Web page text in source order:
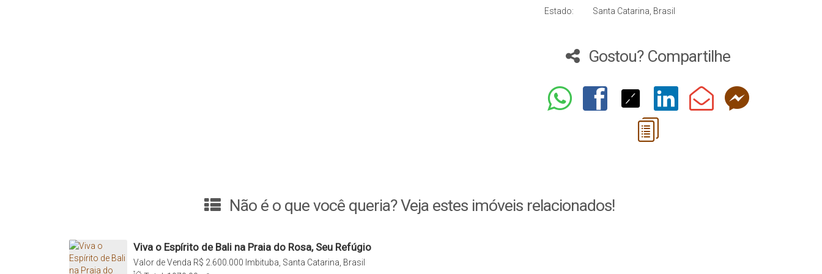
Estado: Santa Catarina, Brasil
Gostou? Compartilhe
Não é o que você queria? Veja estes imóveis relacionados!
Viva o Espírito de Bali na Praia do Rosa, Seu Refúgio
Exclusivo à Beira do Paraíso, 3 bangalôs
R$ 2.600.000
Valor de Venda
Imbituba, Santa Catarina, Brasil